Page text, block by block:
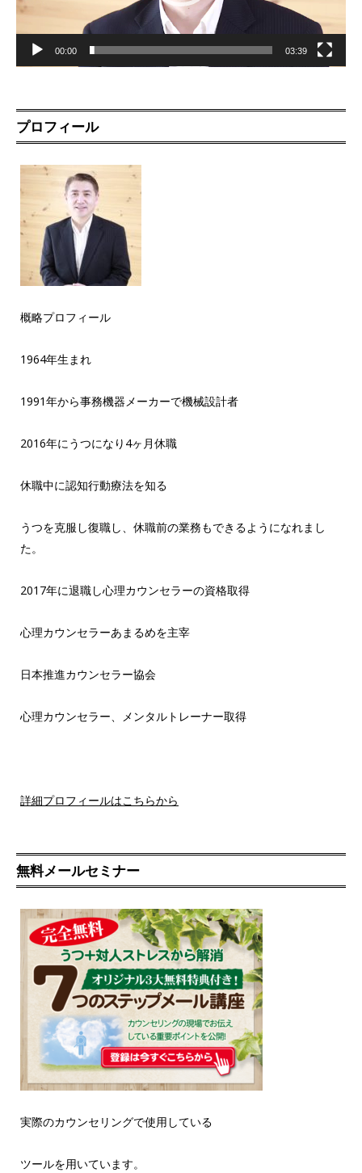
00:00 03:39
プロフィール
概略プロフィール
1964年生まれ
1991年から事務機器メーカーで機械設計者
2016年にうつになり4ヶ月休職
休職中に認知行動療法を知る
うつを克服し復職し、休職前の業務もできるようになれまし
た。
2017年に退職し心理カウンセラーの資格取得
心理カウンセラーあまるめを主宰
日本推進カウンセラー協会
心理カウンセラー、メンタルトレーナー取得
詳細プロフィールはこちらから
無料メールセミナー
実際のカウンセリングで使用している
ツールを用いています。